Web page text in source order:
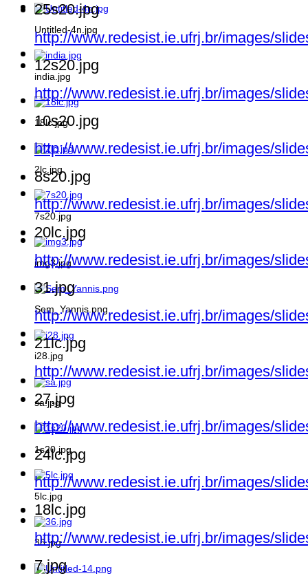
Untitled-4n.jpg
india.jpg
18lc.jpg
2lc.jpg
7s20.jpg
img3.jpg
Sem_Yannis.png
i28.jpg
sa.jpg
1s20.jpg
5lc.jpg
36.jpg
25s20.jpg
http://www.redesist.ie.ufrj.br/images/
12s20.jpg
http://www.redesist.ie.ufrj.br/images/
10s20.jpg
http://www.redesist.ie.ufrj.br/images/
8s20.jpg
http://www.redesist.ie.ufrj.br/images/
20lc.jpg
http://www.redesist.ie.ufrj.br/images/
31.jpg
http://www.redesist.ie.ufrj.br/images/
21lc.jpg
http://www.redesist.ie.ufrj.br/images/
27.jpg
http://www.redesist.ie.ufrj.br/images/
24lc.jpg
http://www.redesist.ie.ufrj.br/images/
18lc.jpg
http://www.redesist.ie.ufrj.br/images/
7.jpg